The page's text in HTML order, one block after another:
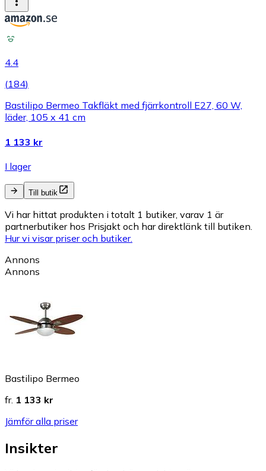
4.4
(184)
Bastilipo Bermeo Takfläkt med fjärrkontroll E27, 60 W,
läder, 105 x 41 cm
1 133 kr
I lager
Till butik
Vi har hittat produkten i totalt 1 butiker, varav 1 är
partnerbutiker hos Prisjakt och har direktlänk till butiken.
Hur vi visar priser och butiker.
Annons
Annons
Bastilipo Bermeo
fr. 1 133 kr
Jämför alla priser
Insikter